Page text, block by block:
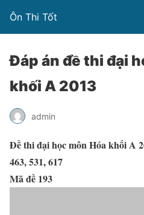
Ôn Thi Tốt
Đáp án đề thi đại
khối A 2013
admin
Đề thi đại học môn Hóa khối A
463, 531, 617
Mã đề 193